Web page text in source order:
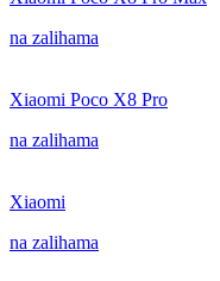
na zalihama
Xiaomi Poco X8 Pro
na zalihama
Xiaomi
na zalihama